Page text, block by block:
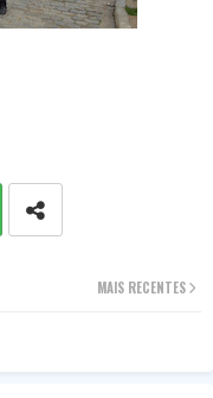
MAIS RECENTES